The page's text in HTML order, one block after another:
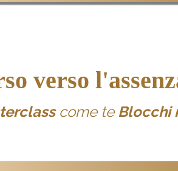
verso
come teBlocchi